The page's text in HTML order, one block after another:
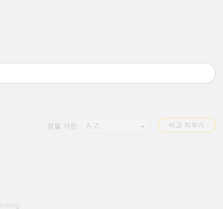
비교 지우기
정렬 기준: A-Z